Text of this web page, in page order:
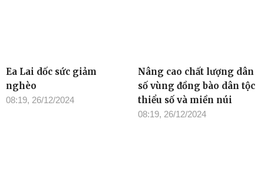
Ea Lai dốc sức giảm
nghèo
08:19, 26/12/2024
Nâng cao chất lượng dân
số vùng đồng bào dân tộc
thiểu số và miền núi
08:19, 26/12/2024